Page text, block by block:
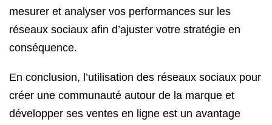
mesurer et analyser vos performances sur les
réseaux sociaux afin d’ajuster votre stratégie en
conséquence.
En conclusion, l’utilisation des réseaux sociaux pour
créer une communauté autour de la marque et
développer ses ventes en ligne est un avantage